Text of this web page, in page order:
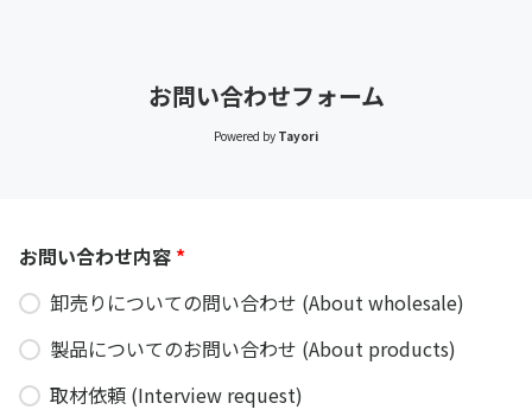
お問い合わせフォーム
Powered by Tayori
お問い合わせ内容 *
卸売りについての問い合わせ (About wholesale)
製品についてのお問い合わせ (About products)
取材依頼 (Interview request)